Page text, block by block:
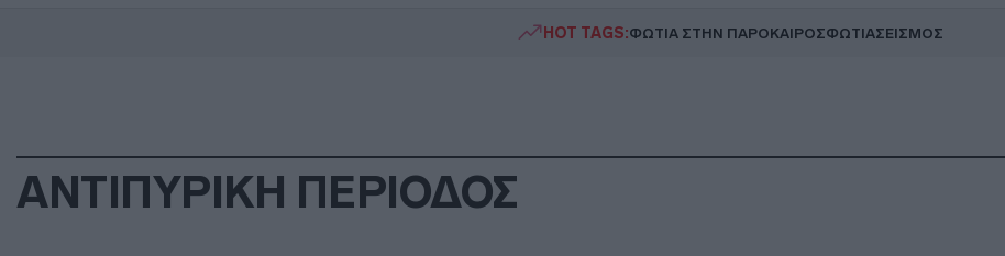
HOT TAGS:ΦΩΤΙΑ ΣΤΗΝ ΠΑΡΟΚΑΙΡΟΣΦΩΤΙΑΣΕΙΣΜΟΣ
ΑΝΤΙΠΥΡΙΚΗ ΠΕΡΙΟΔΟΣ